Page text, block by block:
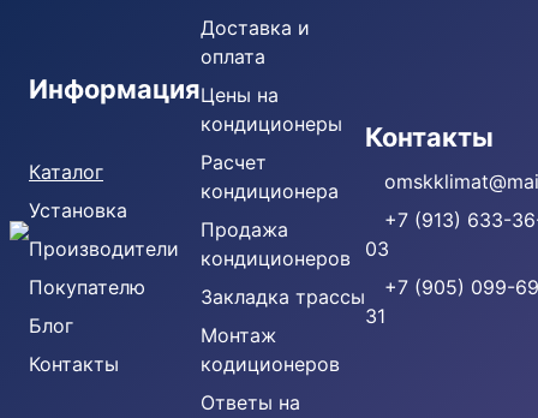
Информация
Каталог
Установка
Производители
Покупателю
Блог
Контакты
Доставка и
оплата
Цены на
кондиционеры
Расчет
кондиционера
Продажа
кондиционеров
Закладка трассы
Монтаж
кодиционеров
Ответы на
Контакты
+7 (913) 633-
03
+7 (905) 099-
31